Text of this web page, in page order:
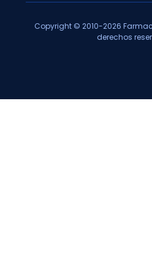
Copyright © 2010-2026
derechos